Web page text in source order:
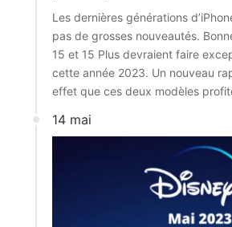
Les dernières générations
pas de grosses nouveautés.
15 et 15 Plus devraient faire
cette année 2023. Un nouveau
effet que ces deux modèles
14 mai